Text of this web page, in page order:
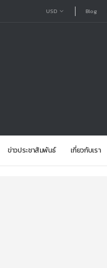
USD Blog
ข่าวประชาสัมพันธ์ เกี่ยวกับเรา